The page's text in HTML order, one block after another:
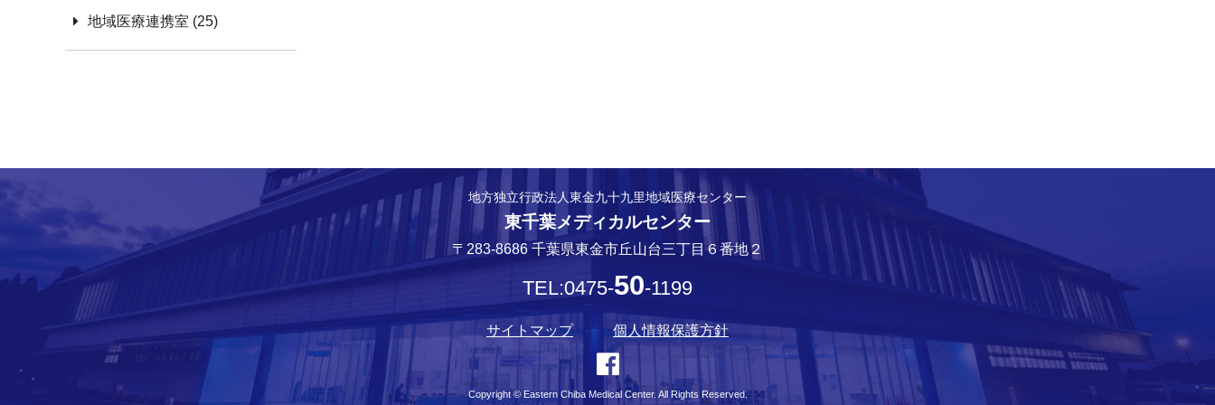
地域医療連携室 (25)
地方独立行政法人東金九十九里地域医療センター
東千葉メディカルセンター
〒283-8686 千葉県東金市丘山台三丁目６番地２
TEL:0475-50-1199
サイトマップ 個人情報保護方針
Copyright © Eastern Chiba Medical Center. All Rights Reserved.